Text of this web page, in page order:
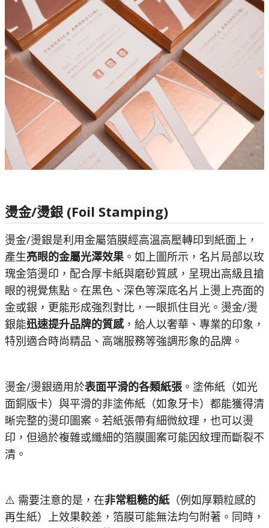
燙金/燙銀 (Foil Stamping)
燙金/燙銀是利用金屬箔膜經高溫高壓轉印到紙面上，
產生亮眼的金屬光澤效果。如上圖所示，名片局部以玫
瑰金箔燙印，配合厚卡紙與磨砂質感，呈現出高級且搶
眼的視覺焦點。在黑色、深色等深底名片上燙上亮面的
金或銀，更能形成強烈對比，一眼抓住目光。燙金/燙
銀能迅速提升品牌的質感，給人以奢華、專業的印象，
特別適合時尚精品、高端服務等強調形象的品牌。
燙金/燙銀適用於表面平滑的各類紙張 。塗佈紙（如光
面銅版卡）與平滑的非塗佈紙（如象牙卡）都能獲得清
晰完整的燙印圖案。若紙張帶有細微紋理，也可以燙
印，但過於複雜或纖細的箔膜圖案可能因紋理而斷裂不
清。
⚠️ 需要注意的是，在非常粗糙的紙（例如厚顆粒感的
再生紙）上效果較差，箔膜可能無法均勻附著。同時，